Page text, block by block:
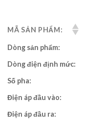
MÃ SẢN PHẨM:
Dòng sản phẩm:
Dòng điện định mức:
Số pha:
Điện áp đầu vào:
Điện áp đầu ra: